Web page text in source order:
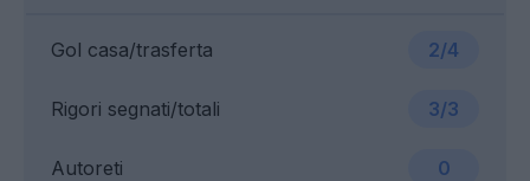
Gol casa/trasferta 2/4
Rigori segnati/totali 3/3
Autoreti 0